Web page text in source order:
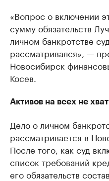
«Вопрос о включении
сумму обязательств
личном банкротстве
рассматривался», —
Новосибирск
Косев.
Активов на всех не
Дело о личном
рассматривается в
После того, как суд
список требований
его обязательств